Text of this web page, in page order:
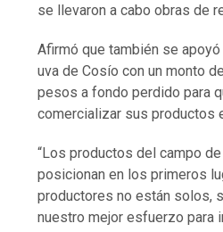
se llevaron a cabo obras de
Afirmó que también se
uva de Cosío con un monto
pesos a fondo perdido para
comercializar sus productos
“Los productos del campo
posicionan en los primeros
productores no están solos,
nuestro mejor esfuerzo para